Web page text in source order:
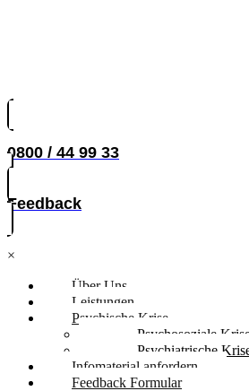
0800 / 44 99 33
Feedback
×
Über Uns
Leistungen
Psychische Krise
Psychosoziale
Psychiatrische
Infomaterial anfordern
Feedback Formular